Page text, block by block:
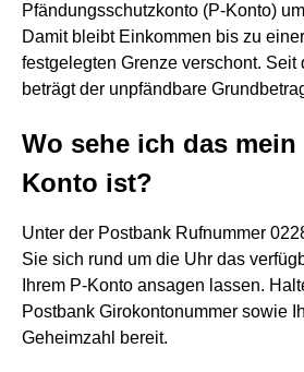
Pfändungsschutzkonto (P-Konto)
Damit bleibt Einkommen bis zu
festgelegten Grenze verschont. Seit
beträgt der unpfändbare
Wo sehe ich das
Konto ist?
Unter der Postbank Rufnummer
Sie sich rund um die Uhr das
Ihrem P-Konto ansagen lassen.
Postbank Girokontonummer sowie
Geheimzahl bereit.